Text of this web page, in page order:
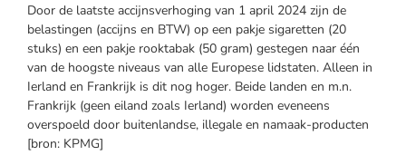
Door de laatste accijnsverhoging van 1 april 2024 zijn de
belastingen (accijns en BTW) op een pakje sigaretten (20
stuks) en een pakje rooktabak (50 gram) gestegen naar één
van de hoogste niveaus van alle Europese lidstaten. Alleen in
Ierland en Frankrijk is dit nog hoger. Beide landen en m.n.
Frankrijk (geen eiland zoals Ierland) worden eveneens
overspoeld door buitenlandse, illegale en namaak-producten
[bron: KPMG]